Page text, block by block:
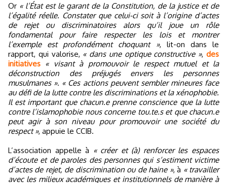
Or « l’État est le garant de la Constitution, de la justice et de
l’égalité réelle. Constater que celui-ci soit à l’origine d’actes
de rejet ou discriminatoires alors qu’il joue un rôle
fondamental pour faire respecter les lois et montrer
l’exemple est profondément choquant », lit-on dans le
rapport, qui valorise, « dans une optique constructive »,des
initiatives « visant à promouvoir le respect mutuel et la
déconstruction des préjugés envers les personnes
musulmanes ». « Ces actions peuvent sembler mineures face
au défi de la lutte contre les discriminations et la xénophobie.
Il est important que chacun.e prenne conscience que la lutte
contre l’islamophobie nous concerne tou.te.s et que chacun.e
peut agir à son niveau pour promouvoir une société du
respect », appuie le CCIB.
L’association appelle à « créer et (à) renforcer les espaces
d’écoute et de paroles des personnes qui s’estiment victime
d’actes de rejet, de discrimination ou de haine », à « travailler
avec les milieux académiques et institutionnels de manière à